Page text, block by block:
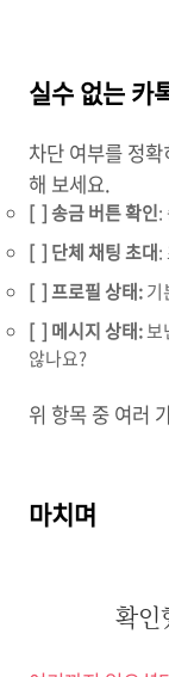
실수 없는 카
차단 여부를 정
해 보세요.
[ ] 송금 버튼 확인:
[ ] 단체 채팅 초대:
[ ] 프로필 상태:기
[ ] 메시지 상태:보
않나요?
위 항목 중 여러
마치며
확인